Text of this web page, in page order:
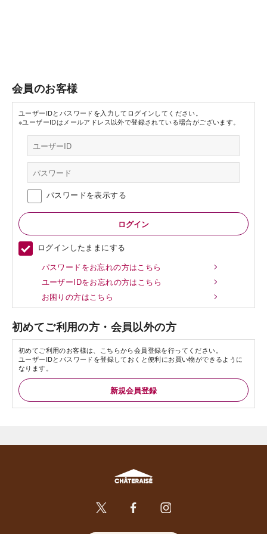
会員のお客様
ユーザーIDとパスワードを入力してログインしてください。
※ユーザーIDはメールアドレス以外で登録されている場合がございます。
パスワードを表示する
ログインしたままにする
パスワードをお忘れの方はこちら
ユーザーIDをお忘れの方はこちら
お困りの方はこちら
初めてご利用の方・会員以外の方
初めてご利用のお客様は、こちらから会員登録を行ってください。
ユーザーIDとパスワードを登録しておくと便利にお買い物ができるように
なります。